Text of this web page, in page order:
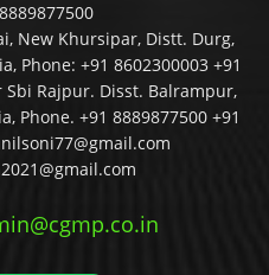
New Khursipar, Distt. Durg,
Phone: +91 8602300003 +91
Sbi Rajpur. Disst. Balrampur,
Phone. +91 8889877500 +91